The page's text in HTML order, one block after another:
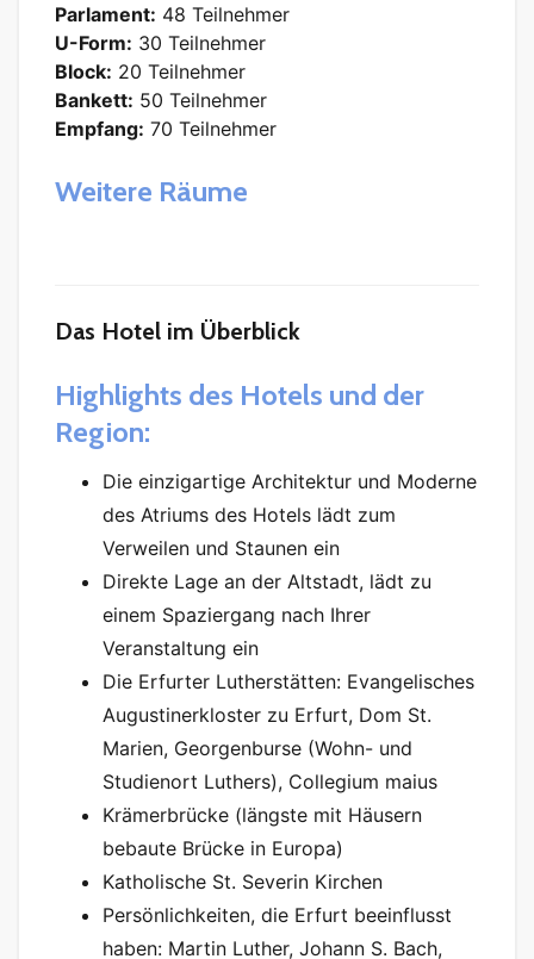
Parlament: 48 Teilnehmer
U-Form: 30 Teilnehmer
Block: 20 Teilnehmer
Bankett: 50 Teilnehmer
Empfang: 70 Teilnehmer
Weitere Räume
Das Hotel im Überblick
Highlights des Hotels und der
Region:
Die einzigartige Architektur und Moderne
des Atriums des Hotels lädt zum
Verweilen und Staunen ein
Direkte Lage an der Altstadt, lädt zu
einem Spaziergang nach Ihrer
Veranstaltung ein
Die Erfurter Lutherstätten: Evangelisches
Augustinerkloster zu Erfurt, Dom St.
Marien, Georgenburse (Wohn- und
Studienort Luthers), Collegium maius
Krämerbrücke (längste mit Häusern
bebaute Brücke in Europa)
Katholische St. Severin Kirchen
Persönlichkeiten, die Erfurt beeinflusst
haben: Martin Luther, Johann S. Bach,